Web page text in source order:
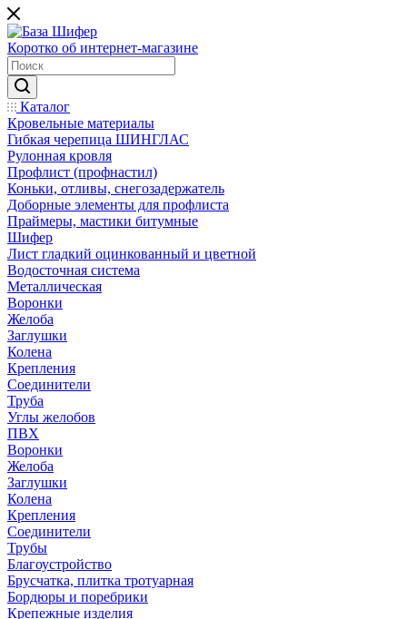
Коротко об интернет-магазине
Каталог
Кровельные материалы
Гибкая черепица ШИНГЛАС
Рулонная кровля
Профлист (профнастил)
Коньки, отливы, снегозадержатель
Доборные элементы для профлиста
Праймеры, мастики битумные
Шифер
Лист гладкий оцинкованный и цветной
Водосточная система
Металлическая
Воронки
Желоба
Заглушки
Колена
Крепления
Соединители
Труба
Углы желобов
ПВХ
Воронки
Желоба
Заглушки
Колена
Крепления
Соединители
Трубы
Благоустройство
Брусчатка, плитка тротуарная
Бордюры и поребрики
Крепежные изделия